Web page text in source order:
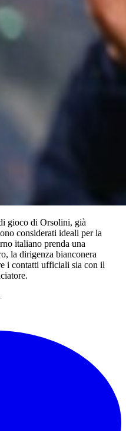
gioco di Orsolini, già
considerati ideali per la
italiano prenda una
la dirigenza bianconera
i contatti ufficiali sia con il